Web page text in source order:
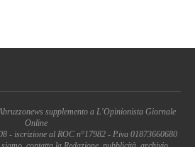
supplemento a L'Opinionista Giornale
Online
- iscrizione al ROC n°17982 - P.iva 01873660680